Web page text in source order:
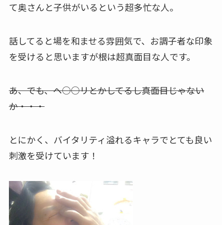
て奥さんと子供がいるという超多忙な人。
話してると場を和ませる雰囲気で、お調子者な印象
を受けると思いますが根は超真面目な人です。
あ、でも、ヘ○○リとかしてるし真面目じゃない
か・・・
とにかく、バイタリティ溢れるキャラでとても良い
刺激を受けています！